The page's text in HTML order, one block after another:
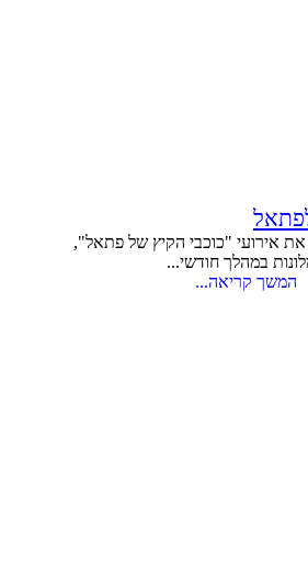
אירועי "כוכבי הקיץ של פתאל",
במהלך חודשי...
המשך קריאה...